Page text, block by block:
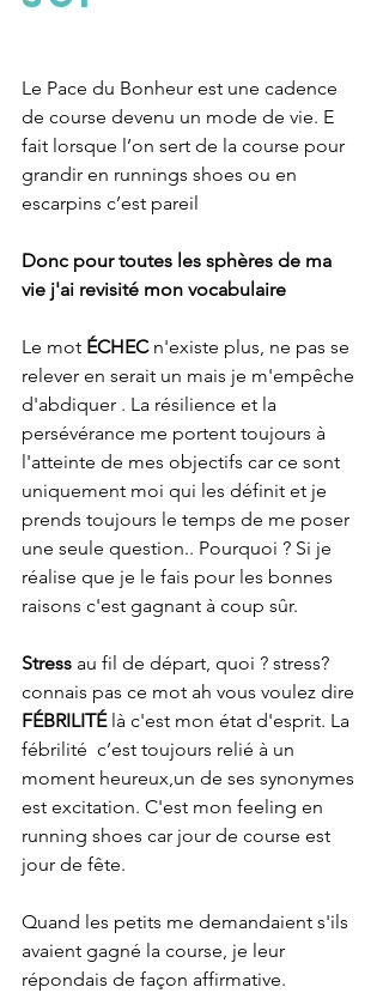
Le Pace du Bonheur est une cadence
de course devenu un mode de vie. E
fait lorsque l’on sert de la course pour
grandir en runnings shoes ou en
escarpins c’est pareil
Donc pour toutes les sphères de ma
vie j'ai revisité mon vocabulaire
Le mot ÉCHEC n'existe plus, ne pas se
relever en serait un mais je m'empêche
d'abdiquer . La résilience et la
persévérance me portent toujours à
l'atteinte de mes objectifs car ce sont
uniquement moi qui les définit et je
prends toujours le temps de me poser
une seule question.. Pourquoi ? Si je
réalise que je le fais pour les bonnes
raisons c'est gagnant à coup sûr.
Stress au fil de départ, quoi ? stress?
connais pas ce mot ah vous voulez dire
FÉBRILITÉ là c'est mon état d'esprit. La
fébrilité  c’est toujours relié à un
moment heureux,un de ses synonymes
est excitation. C'est mon feeling en
running shoes car jour de course est
jour de fête.
Quand les petits me demandaient s'ils
avaient gagné la course, je leur
répondais de façon affirmative.